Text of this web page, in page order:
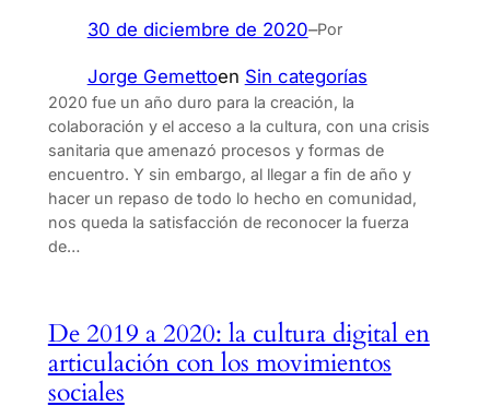
30 de diciembre de 2020–Por
Jorge Gemettoen Sin categorías
2020 fue un año duro para la creación, la
colaboración y el acceso a la cultura, con una crisis
sanitaria que amenazó procesos y formas de
encuentro. Y sin embargo, al llegar a fin de año y
hacer un repaso de todo lo hecho en comunidad,
nos queda la satisfacción de reconocer la fuerza
de…
De 2019 a 2020: la cultura digital en
articulación con los movimientos
sociales